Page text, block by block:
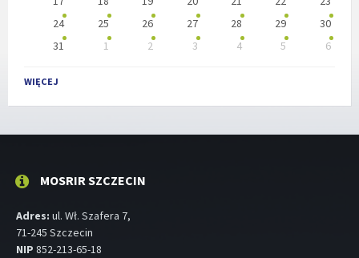
24
25 26 27 28 29
30
31
1 2 3 4 5
6
do
dni
WIĘCEJ
MOSRIR SZCZECIN
Adres: ul. Wł. Szafera 7,
71-245 Szczecin
NIP 852-213-65-18